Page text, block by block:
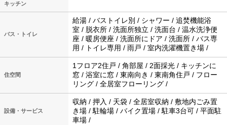
キッチン
バス・トイレ
給湯 / バストイレ別 / シャワー / 追焚機能浴
室 / 脱衣所 / 洗面所独立 / 洗面台 / 温水洗浄便
座 / 暖房便座 / 洗面所にドア / 洗面所 / バス専
用 / トイレ専用 / 雨戸 / 室内洗濯機置き場 /
住空間
1フロア2住戸 / 角部屋 / 2面採光 / キッチンに
窓 / 浴室に窓 / 東南向き / 東南角住戸 / フロー
リング / 全居室フローリング /
設備・サービス
収納 / 押入 / 天袋 / 全居室収納 / 敷地内ごみ置
き場 / 駐輪場 / バイク置場 / 駐車3台可 / 平面駐
車場 /